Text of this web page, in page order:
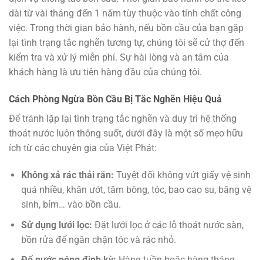
dài từ vài tháng đến 1 năm tùy thuộc vào tính chất công
việc. Trong thời gian bảo hành, nếu bồn cầu của bạn gặp
lại tình trạng tắc nghẽn tương tự, chúng tôi sẽ cử thợ đến
kiểm tra và xử lý miễn phí. Sự hài lòng và an tâm của
khách hàng là ưu tiên hàng đầu của chúng tôi.
Cách Phòng Ngừa Bồn Cầu Bị Tắc Nghẽn Hiệu Quả
Để tránh lặp lại tình trạng tắc nghẽn và duy trì hệ thống
thoát nước luôn thông suốt, dưới đây là một số mẹo hữu
ích từ các chuyên gia của Việt Phát:
Không xả rác thải rắn: Tuyệt đối không vứt giấy vệ sinh
quá nhiều, khăn ướt, tăm bông, tóc, bao cao su, băng vệ
sinh, bỉm… vào bồn cầu.
Sử dụng lưới lọc: Đặt lưới lọc ở các lỗ thoát nước sàn,
bồn rửa để ngăn chặn tóc và rác nhỏ.